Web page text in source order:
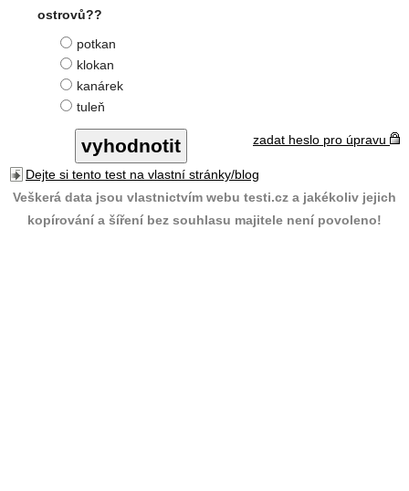
ostrovů??
potkan
klokan
kanárek
tuleň
zadat heslo pro úpravu
Dejte si tento test na vlastní stránky/blog
Veškerá data jsou vlastnictvím webu testi.cz a jakékoliv jejich
kopírování a šíření bez souhlasu majitele není povoleno!